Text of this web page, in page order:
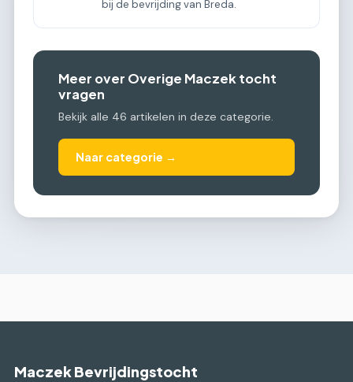
bij de bevrijding van Breda.
Meer over Overige Maczek tocht
vragen
Bekijk alle 46 artikelen in deze categorie.
Naar categorie →
Maczek Bevrijdingstocht